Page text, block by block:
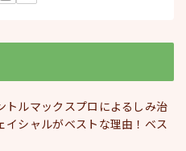
トルマックスプロによるしみ治
イシャルがベストな理由！ベス